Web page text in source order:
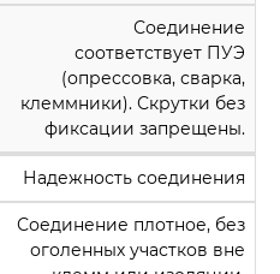
Соединение
соответствует ПУЭ
(опрессовка, сварка,
клеммники). Скрутки без
фиксации запрещены.
Надежность соединения
Соединение плотное, без
оголенных участков вне